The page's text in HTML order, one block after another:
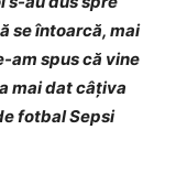
se întoarcă, mai
am spus că vine
mai dat câțiva
fotbal Sepsi